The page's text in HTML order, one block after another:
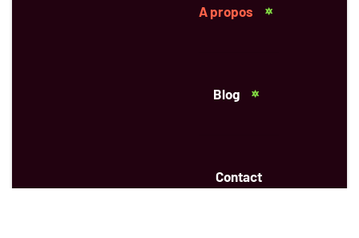
A propos
Blog
Contact